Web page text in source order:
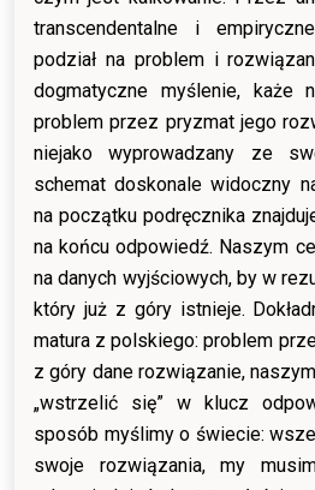
transcendentalne i
podział na problem i
dogmatyczne myślenie, każe
problem przez pryzmat jego
niejako wyprowadzany ze
schemat doskonale widoczny
na początku podręcznika
na końcu odpowiedź. Naszym
na danych wyjściowych, by w
który już z góry istnieje.
matura z polskiego: problem
z góry dane rozwiązanie,
„wstrzelić się” w klucz
sposób myślimy o świecie:
swoje rozwiązania, my